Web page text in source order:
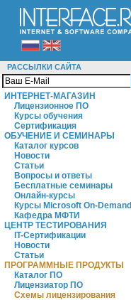
РАССЫЛКИ САЙТА
ИНТЕРНЕТ-МАГАЗИН
Лицензионное ПО
Курсы обучения
Сертификация
ОБУЧЕНИЕ И СЕМИНАРЫ
Каталог курсов
Новости
Статьи
Вопросы и ответы
Бесплатные семинары
Онлайн-курсы
Курсы Microsoft On-Demand
Кафедра МФТИ
ЦЕНТР ТЕСТИРОВАНИЯ
IT-Сертификации
Новости
Статьи
ПРОГРАММНЫЕ ПРОДУКТЫ
Каталог ПО
Лицензиатор ПО
Схемы лицензирования